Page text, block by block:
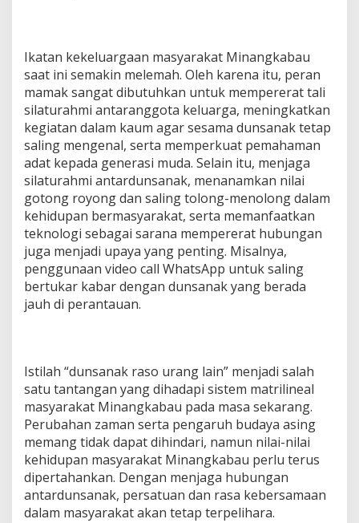
Ikatan kekeluargaan masyarakat Minangkabau
saat ini semakin melemah. Oleh karena itu, peran
mamak sangat dibutuhkan untuk mempererat tali
silaturahmi antaranggota keluarga, meningkatkan
kegiatan dalam kaum agar sesama dunsanak tetap
saling mengenal, serta memperkuat pemahaman
adat kepada generasi muda. Selain itu, menjaga
silaturahmi antardunsanak, menanamkan nilai
gotong royong dan saling tolong-menolong dalam
kehidupan bermasyarakat, serta memanfaatkan
teknologi sebagai sarana mempererat hubungan
juga menjadi upaya yang penting. Misalnya,
penggunaan video call WhatsApp untuk saling
bertukar kabar dengan dunsanak yang berada
jauh di perantauan.
Istilah “dunsanak raso urang lain” menjadi salah
satu tantangan yang dihadapi sistem matrilineal
masyarakat Minangkabau pada masa sekarang.
Perubahan zaman serta pengaruh budaya asing
memang tidak dapat dihindari, namun nilai-nilai
kehidupan masyarakat Minangkabau perlu terus
dipertahankan. Dengan menjaga hubungan
antardunsanak, persatuan dan rasa kebersamaan
dalam masyarakat akan tetap terpelihara.